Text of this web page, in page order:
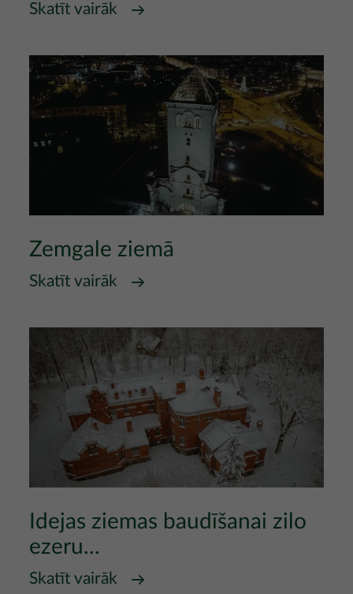
Skatīt vairāk
Zemgale ziemā
Skatīt vairāk
Idejas ziemas baudīšanai zilo
ezeru...
Skatīt vairāk